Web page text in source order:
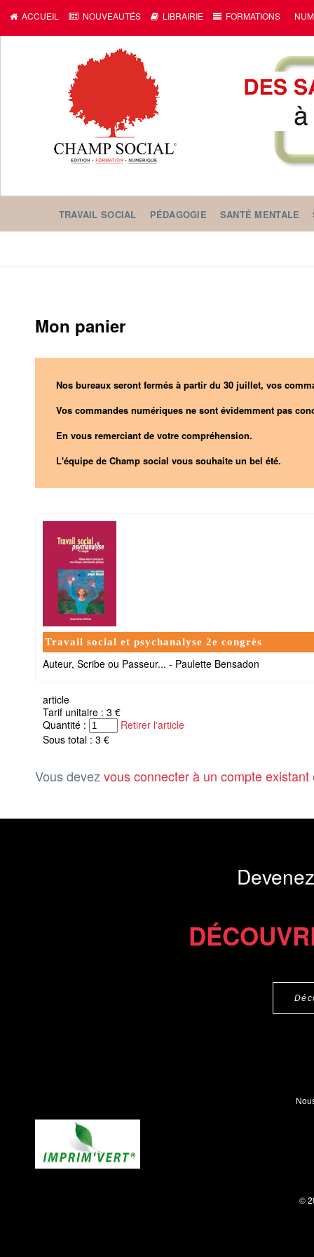
ACCUEIL NOUVEAUTÉS LIBRAIRIE FORMATIONS
TRAVAIL SOCIAL PÉDAGOGIE SANTÉ MENTALE
Mon panier
Nos bureaux seront fermés à partir du 30 juillet, vos
Vos commandes numériques ne sont évidemment pas
En vous remerciant de votre compréhension.
L'équipe de Champ social vous souhaite un bel été.
Travail social et psychanalyse 2e congrès
Auteur, Scribe ou Passeur... - Paulette Bensadon
article
Tarif unitaire : 3 €
Quantité :
Retirer l'article
Sous total : 3 €
Vous devez vous connecter à un compte existant
©